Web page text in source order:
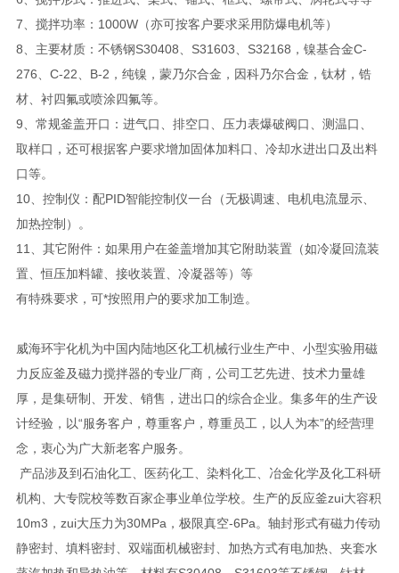
7、搅拌功率：1000W（亦可按客户要求采用防爆电机等）
8、主要材质：不锈钢S30408、S31603、S32168，镍基合金C-
276、C-22、B-2，纯镍，蒙乃尔合金，因科乃尔合金，钛材，锆
材、衬四氟或喷涂四氟等。
9、常规釜盖开口：进气口、排空口、压力表爆破阀口、测温口、
取样口，还可根据客户要求增加固体加料口、冷却水进出口及出料
口等。
10、控制仪：配PID智能控制仪一台（无极调速、电机电流显示、
加热控制）。
11、其它附件：如果用户在釜盖增加其它附助装置（如冷凝回流装
置、恒压加料罐、接收装置、冷凝器等）等
有特殊要求，可*按照用户的要求加工制造。
威海环宇化机为中国内陆地区化工机械行业生产中、小型实验用磁
力反应釜及磁力搅拌器的专业厂商，公司工艺先进、技术力量雄
厚，是集研制、开发、销售，进出口的综合企业。集多年的生产设
计经验，以“服务客户，尊重客户，尊重员工，以人为本”的经营理
念，衷心为广大新老客户服务。
产品涉及到石油化工、医药化工、染料化工、冶金化学及化工科研
机构、大专院校等数百家企事业单位学校。生产的反应釜zui大容积
10m3，zui大压力为30MPa，极限真空-6Pa。轴封形式有磁力传动
静密封、填料密封、双端面机械密封、加热方式有电加热、夹套水